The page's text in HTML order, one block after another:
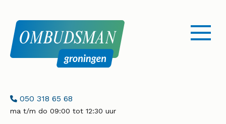
menu
openen
Telefoonnummer:
050 318 65 68
ma t/m do 09:00 tot 12:30 uur